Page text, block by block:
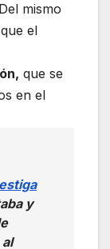
mismo
el
que se
en el
y